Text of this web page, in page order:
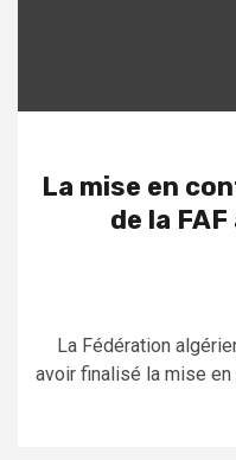
La mise en
de la
La Fédération
avoir finalisé la mise